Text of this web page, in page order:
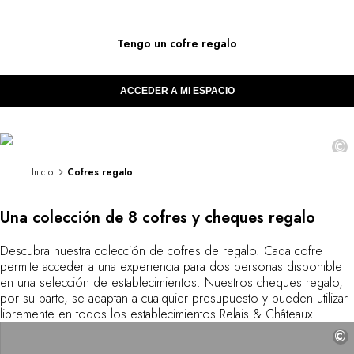
América Central & del Sur
Europa
Medio Oriente & Egipto
Todos nuestros hoteles y restaurantes
TEMÁTICAS
En pareja
En familia
Restaurantes
Spa & bienestar
Tengo un cofre regalo
ACCEDER A MI ESPACIO
©
regalar·
Cofres regalo Relais & Châteaux: estancia,
tratamiento o experiencia gastronómica. Regalo para
dos personas.
Inicio Cofres regalo
Una colección de 8 cofres y cheques regalo
Descubra nuestra colección de cofres de regalo. Cada cofre
permite acceder a una experiencia para dos personas disponible
en una selección de establecimientos. Nuestros cheques regalo,
por su parte, se adaptan a cualquier presupuesto y pueden utilizar
libremente en todos los establecimientos Relais & Châteaux.
©